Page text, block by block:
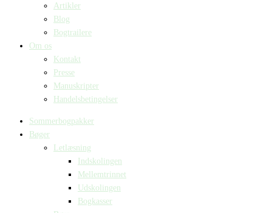
Artikler
Blog
Bogtrailere
Om os
Kontakt
Presse
Manuskripter
Handelsbetingelser
Sommerbogpakker
Bøger
Letlæsning
Indskolingen
Mellemtrinnet
Udskolingen
Bogkasser